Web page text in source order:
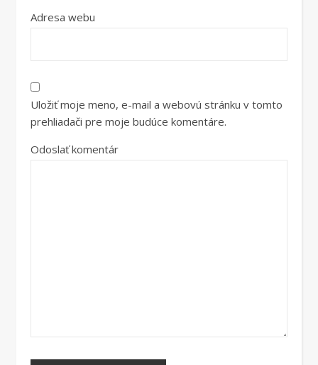
Adresa webu
Uložiť moje meno, e-mail a webovú stránku v tomto
prehliadači pre moje budúce komentáre.
Odoslať komentár